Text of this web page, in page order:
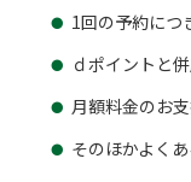
1回の予約につ
ｄポイントと
月額料金のお
そのほかよく